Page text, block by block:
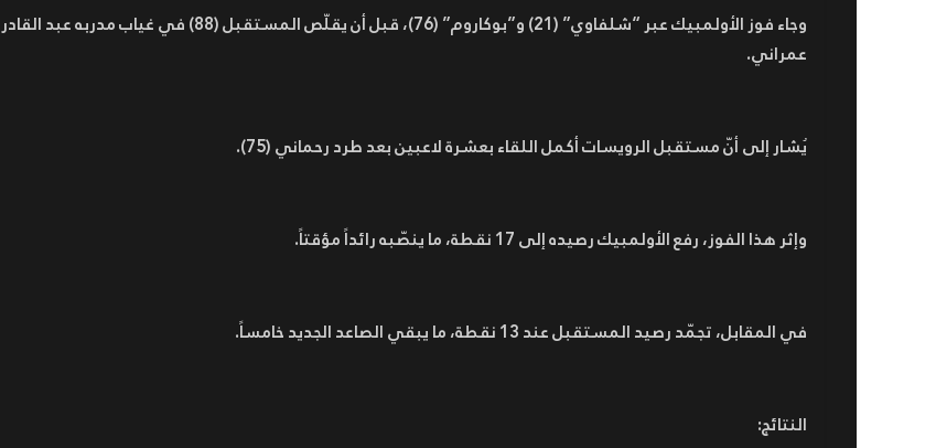
وجاء فوز الأولمبيك عبر “شلفاوي” (21) و”بوكاروم” (76)، قبل أن يقلّص المستقبل (88) في غياب مدربه عبد القادر
عمراني.
يُشار إلى أنّ مستقبل الرويسات أكمل اللقاء بعشرة لاعبين بعد طرد رحماني (75).
وإثر هذا الفوز، رفع الأولمبيك رصيده إلى 17 نقطة، ما ينصّبه رائداً مؤقتاً.
في المقابل، تجمّد رصيد المستقبل عند 13 نقطة، ما يبقي الصاعد الجديد خامساً.
النتائج: